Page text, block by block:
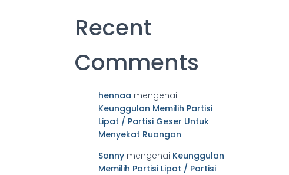
Recent
Comments
hennaa mengenai
Keunggulan Memilih Partisi
Lipat / Partisi Geser Untuk
Menyekat Ruangan
Sonnymengenai Keunggulan
Memilih Partisi Lipat / Partisi